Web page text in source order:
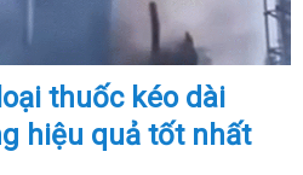
thuốc kéo dài
hiệu quả tốt nhất